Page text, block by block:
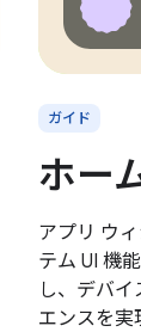
ガイド
ホー
アプリ ウ
テム UI 機
し、デバイ
エンスを実